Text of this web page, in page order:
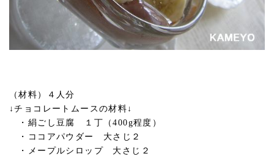
（材料）４人分
↓チョコレートムースの材料↓
・絹ごし豆腐 １丁（400g程度）
・ココアパウダー 大さじ２
・メープルシロップ 大さじ２